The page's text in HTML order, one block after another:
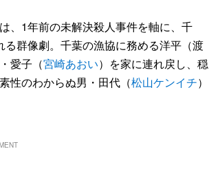
、1年前の未解決殺人事件を軸に、千
群像劇。千葉の漁協に務める洋平（渡
愛子（宮崎あおい）を家に連れ戻し、穏
性のわからぬ男・田代（松山ケンイチ）